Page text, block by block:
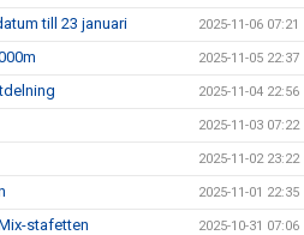
till 23 januari 2025-11-06 07:21
2025-11-05 22:37
2025-11-04 22:56
2025-11-03 07:22
2025-11-02 23:22
2025-11-01 22:35
stafetten 2025-10-31 07:06